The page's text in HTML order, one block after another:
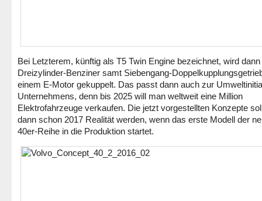
Bei Letzterem, künftig als T5 Twin Engine bezeichnet, wird dann
Dreizylinder-Benziner samt Siebengang-
einem E-Motor gekuppelt. Das passt dann auch zur
Unternehmens, denn bis 2025 will man weltweit eine Million
Elektrofahrzeuge verkaufen. Die jetzt vorgestellten Konzepte
dann schon 2017 Realität werden, wenn das erste Modell der
40er-Reihe in die Produktion startet.